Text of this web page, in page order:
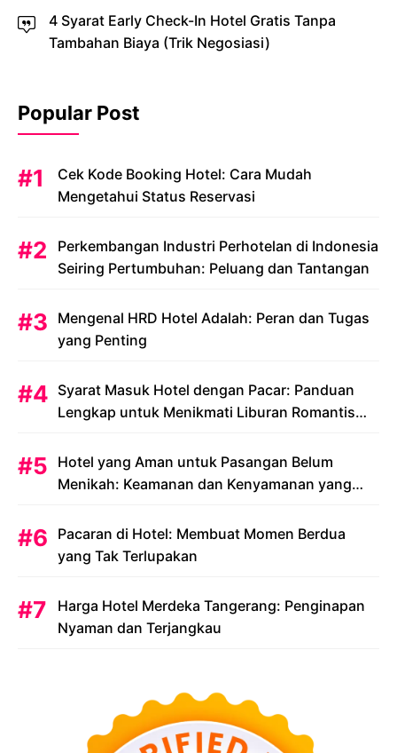
4 Syarat Early Check-In Hotel Gratis Tanpa
Tambahan Biaya (Trik Negosiasi)
Popular Post
Cek Kode Booking Hotel: Cara Mudah
Mengetahui Status Reservasi
Perkembangan Industri Perhotelan di Indonesia
Seiring Pertumbuhan: Peluang dan Tantangan
Mengenal HRD Hotel Adalah: Peran dan Tugas
yang Penting
Syarat Masuk Hotel dengan Pacar: Panduan
Lengkap untuk Menikmati Liburan Romantis
Hotel yang Aman untuk Pasangan Belum
Menikah: Keamanan dan Kenyamanan yang
Pacaran di Hotel: Membuat Momen Berdua
yang Tak Terlupakan
Harga Hotel Merdeka Tangerang: Penginapan
Nyaman dan Terjangkau